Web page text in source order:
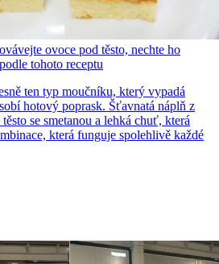
ovoce pod těsto, nechte ho
tohoto receptu
ten typ moučníku, který vypadá
hotový poprask. Šťavnatá náplň z
se smetanou a lehká chuť, která
která funguje spolehlivě každé